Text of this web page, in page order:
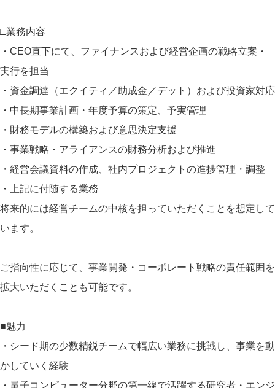
□業務内容
・CEO直下にて、ファイナンスおよび経営企画の戦略立案・
実行を担当
・資金調達（エクイティ／助成金／デット）および投資家対応
・中長期事業計画・年度予算の策定、予実管理
・財務モデルの構築および意思決定支援
・事業戦略・アライアンスの財務分析および推進
・経営会議資料の作成、社内プロジェクトの進捗管理・調整
・上記に付随する業務
将来的には経営チームの中核を担っていただくことを想定して
います。
ご指向性に応じて、事業開発・コーポレート戦略の責任範囲を
拡大いただくことも可能です。
■魅力
・シード期の少数精鋭チームで幅広い業務に挑戦し、事業を動
かしていく経験
・量子コンピューター分野の第一線で活躍する研究者・エンジ